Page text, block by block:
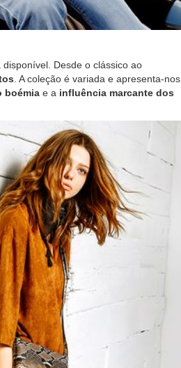
disponível. Desde o clássico ao
. A coleção é variada e apresenta-nos
boémia e a influência marcante dos